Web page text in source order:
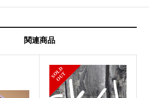
関連商品
S
O
L
D
O
U
T